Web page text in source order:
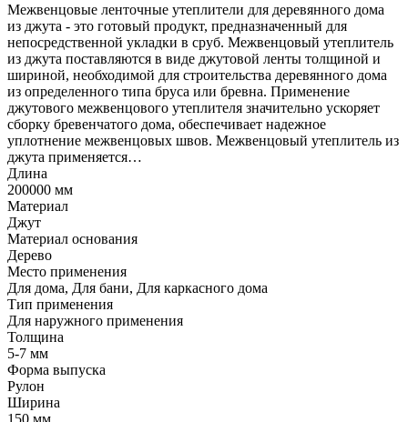
Межвенцовые ленточные утеплители для деревянного дома
из джута - это готовый продукт, предназначенный для
непосредственной укладки в сруб. Межвенцовый утеплитель
из джута поставляются в виде джутовой ленты толщиной и
шириной, необходимой для строительства деревянного дома
из определенного типа бруса или бревна. Применение
джутового межвенцового утеплителя значительно ускоряет
сборку бревенчатого дома, обеспечивает надежное
уплотнение межвенцовых швов. Межвенцовый утеплитель из
джута применяется…
Длина
200000 мм
Материал
Джут
Материал основания
Дерево
Место применения
Для дома, Для бани, Для каркасного дома
Тип применения
Для наружного применения
Толщина
5-7 мм
Форма выпуска
Рулон
Ширина
150 мм